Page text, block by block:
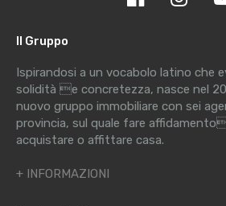
Il Gruppo
Ispirandosi a un vocabolo latino che
solidità e concretezza, nasce nel
nuovo gruppo immobiliare con sei
provincia, sul quale fare
acquistare o affittare casa.
+ INFORMAZIONI